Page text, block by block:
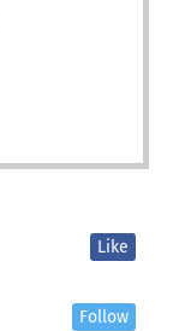
Like
Follow